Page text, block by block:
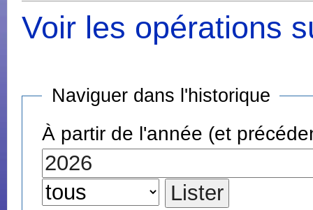
Voir les opérations
Naviguer dans l'historique
À partir de l'année (et